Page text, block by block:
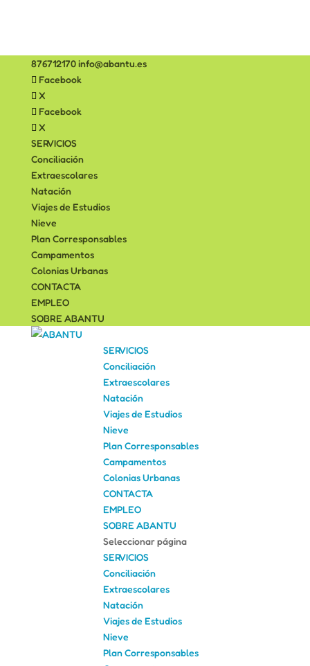
876712170info@abantu.es
Facebook
X
Facebook
X
SERVICIOS
Conciliación
Extraescolares
Natación
Viajes de Estudios
Nieve
Plan Corresponsables
Campamentos
Colonias Urbanas
CONTACTA
EMPLEO
SOBRE ABANTU
SERVICIOS
Conciliación
Extraescolares
Natación
Viajes de Estudios
Nieve
Plan Corresponsables
Campamentos
Colonias Urbanas
CONTACTA
EMPLEO
SOBRE ABANTU
Seleccionar página
SERVICIOS
Conciliación
Extraescolares
Natación
Viajes de Estudios
Nieve
Plan Corresponsables